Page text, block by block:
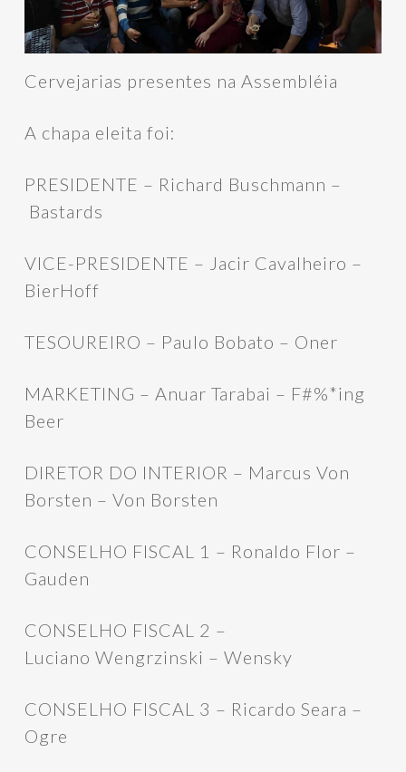
Cervejarias presentes na Assembléia
A chapa eleita foi:
PRESIDENTE – Richard Buschmann –
Bastards
VICE-PRESIDENTE – Jacir Cavalheiro –
BierHoff
TESOUREIRO – Paulo Bobato – Oner
MARKETING – Anuar Tarabai – F#%*ing
Beer
DIRETOR DO INTERIOR – Marcus Von
Borsten – Von Borsten
CONSELHO FISCAL 1 – Ronaldo Flor –
Gauden
CONSELHO FISCAL 2 –
Luciano Wengrzinski – Wensky
CONSELHO FISCAL 3 – Ricardo Seara –
Ogre